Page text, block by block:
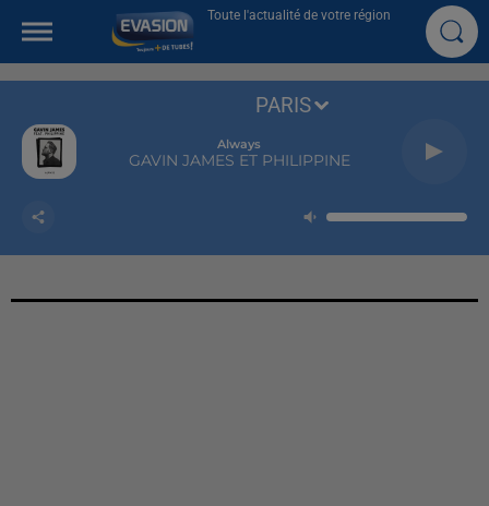
Toute l'actualité de votre région
Always
GAVIN JAMES ET PHILIPPINE
PARIS